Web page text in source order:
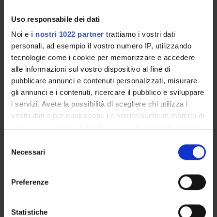
Uso responsabile dei dati
Noi e i nostri 1022 partner trattiamo i vostri dati
personali, ad esempio il vostro numero IP, utilizzando
tecnologie come i cookie per memorizzare e accedere
alle informazioni sul vostro dispositivo al fine di
pubblicare annunci e contenuti personalizzati, misurare
gli annunci e i contenuti, ricercare il pubblico e sviluppare
i servizi. Avete la possibilità di scegliere chi utilizza i
vostri dati e per quali scopi. Le vostre scelte in materia di
modificare o revocare il proprio consenso in qualsiasi
momento dalla Dichiarazione sui cookie o facendo clic
raccogliere informazioni sulla tua posizione
delNecessari
Preferenze
Statistiche
Referente
Referente esterno
Data pubblicazione
29 agosto 2004